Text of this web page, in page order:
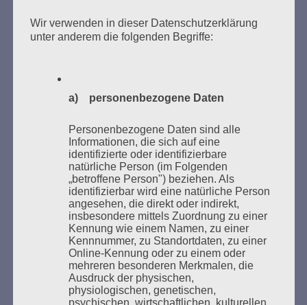
Donnerstag, 21. Mai 2026, 11 – 18 Uhr
Zum 26. Mal gibt es eine Marathonlesung anlässlich
Studentenorganisationen und Burschenschaftler
Bücher verbrannten.
Weitere Informationen:lesezeichen-setzen.de
GEDENKEN UND ERINNERN BEGINNT IN
UNSERER NACHBARSCHAFT
Wir verwenden in dieser Datenschutzerklärung
unter anderem die folgenden Begriffe:
a) personenbezogene Daten
Personenbezogene Daten sind alle
Informationen, die sich auf eine
identifizierte oder identifizierbare
natürliche Person (im Folgenden
„betroffene Person") beziehen. Als
identifizierbar wird eine natürliche Person
angesehen, die direkt oder indirekt,
insbesondere mittels Zuordnung zu einer
Kennung wie einem Namen, zu einer
Kennnummer, zu Standortdaten, zu einer
Online-Kennung oder zu einem oder
mehreren besonderen Merkmalen, die
Ausdruck der physischen,
physiologischen, genetischen,
psychischen, wirtschaftlichen, kulturellen